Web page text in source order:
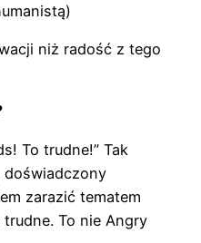
niż radość z tego
To trudne!” Tak
doświadczony
zarazić tematem
To nie Angry